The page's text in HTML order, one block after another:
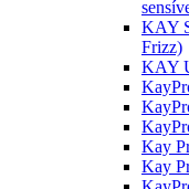
KAY
Frizz)
KAY
Kay
Kay